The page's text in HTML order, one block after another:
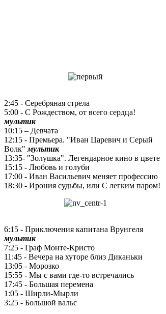
2:45 - Серебряная стрела
5:00 - С Рождеством, от всего сердца!
мультик
10:15 – Девчата
12:15 - Премьера. "Иван Царевич и Серый
Волк"мультик
13:35- "Золушка". Легендарное кино в цвете
15:15 - Любовь и голуби
17:00 - Иван Васильевич меняет профессию
18:30 - Ирония судьбы, или С легким паром!
6:15 - Приключения капитана Врунгеля
мультик
7:25 - Граф Монте-Кристо
11:45 - Вечера на хуторе близ Диканьки
13:05 - Морозко
15:55 - Мы с вами где-то встречались
17:45 - Большая перемена
1:05 - Ширли-Мырли
3:25 - Большой вальс